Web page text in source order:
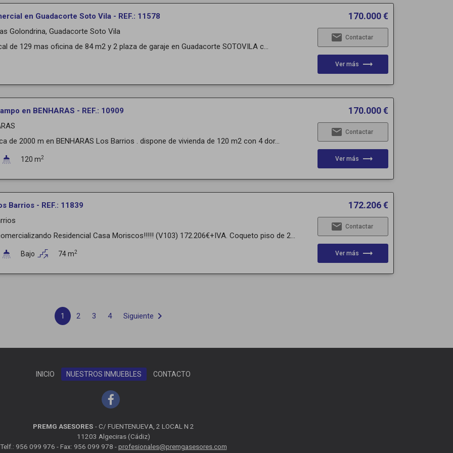
en Guadacorte Soto Vila - REF.: 11578
Golondrina, Guadacorte Soto Vila
de 129 mas oficina de 84 m2 y 2 plaza de garaje en Guadacorte SOTOVILA c...
170.000 €
email Contactar
Ver más trending_flat
en BENHARAS - REF.: 10909
de 2000 m en BENHARAS Los Barrios . dispone de vivienda de 120 m2 con 4 dor...
120 m2
170.000 €
email Contactar
Ver más trending_flat
Barrios - REF.: 11839
Residencial Casa Moriscos!!!!! (V103) 172.206€+IVA. Coqueto piso de 2...
Bajo 74 m2
172.206 €
email Contactar
Ver más trending_flat
1 2 3 4 Siguiente chevron_right
INICIO NUESTROS INMUEBLES CONTACTO
PREMG ASESORES -C/ FUENTENUEVA, 2 LOCAL N 2
11203 Algeciras (Cádiz)
Telf.: 956 099 976 - Fax: 956 099 978 -profesionales@premgasesores.com